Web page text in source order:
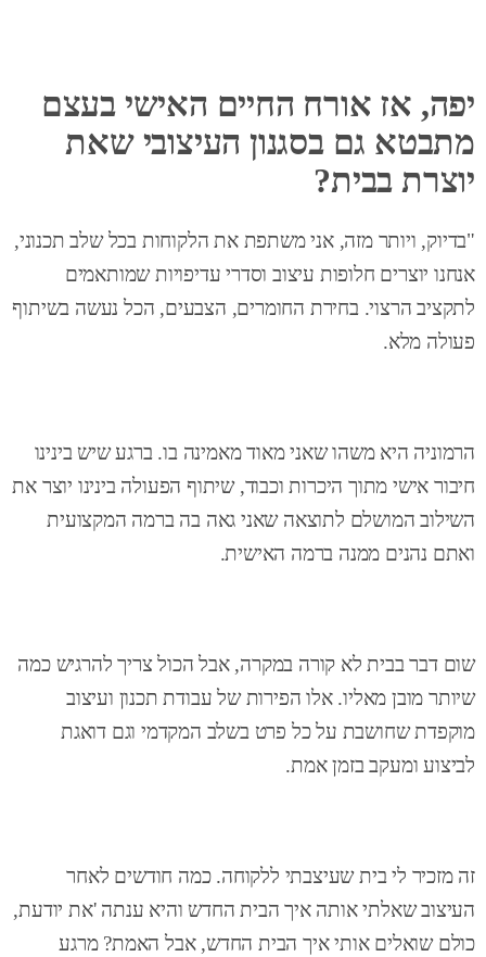
יפה, אז אורח החיים האישי בעצם
מתבטא גם בסגנון העיצובי שאת
יוצרת בבית?
"בדיוק, ויותר מזה, אני משתפת את הלקוחות בכל שלב תכנוני,
אנחנו יוצרים חלופות עיצוב וסדרי עדיפויות שמותאמים
לתקציב הרצוי. בחירת החומרים, הצבעים, הכל נעשה בשיתוף
פעולה מלא.
הרמוניה היא משהו שאני מאוד מאמינה בו. ברגע שיש בינינו
חיבור אישי מתוך היכרות וכבוד, שיתוף הפעולה בינינו יוצר את
השילוב המושלם לתוצאה שאני גאה בה ברמה המקצועית
ואתם נהנים ממנה ברמה האישית.
שום דבר בבית לא קורה במקרה, אבל הכול צריך להרגיש כמה
שיותר מובן מאליו. אלו הפירות של עבודת תכנון ועיצוב
מוקפדת שחושבת על כל פרט בשלב המקדמי וגם דואגת
לביצוע ומעקב בזמן אמת.
זה מזכיר לי בית שעיצבתי ללקוחה. כמה חודשים לאחר
העיצוב שאלתי אותה איך הבית החדש והיא ענתה 'את יודעת,
כולם שואלים אותי איך הבית החדש, אבל האמת? מרגע